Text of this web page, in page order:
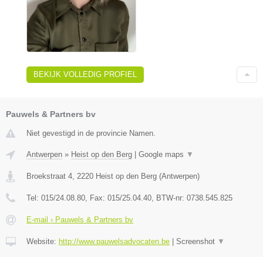
BEKIJK VOLLEDIG PROFIEL
Pauwels & Partners bv
Niet gevestigd in de provincie Namen.
Antwerpen » Heist op den Berg | Google maps ▼
Broekstraat 4 2220 Heist op den Berg (Antwerpen)
Tel: 015/24.08.80 , Fax: 015/25.04.40 , BTW-nr: 0738.545.825
E-mail › Pauwels & Partners bv
Website: http://www.pauwelsadvocaten.be | Screenshot ▼